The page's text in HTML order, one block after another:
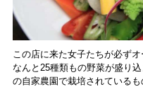
この店に来た女子たちが必ず
なんと25種類もの野菜が盛り
の自家農園で栽培されている